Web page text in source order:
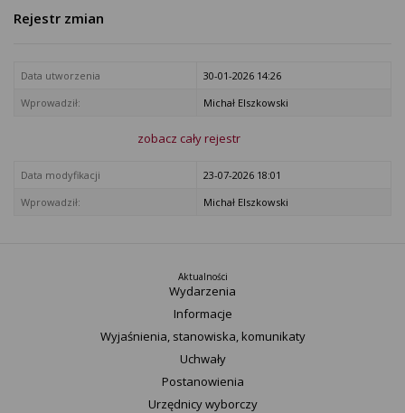
Rejestr zmian
Data utworzenia
30-01-2026 14:26
Wprowadził:
Michał Elszkowski
zobacz cały rejestr
Data modyfikacji
23-07-2026 18:01
Wprowadził:
Michał Elszkowski
Aktualności
Wydarzenia
Informacje
Wyjaśnienia, stanowiska, komunikaty
Uchwały
Postanowienia
Urzędnicy wyborczy